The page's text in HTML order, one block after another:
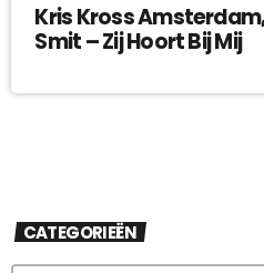
Kris Kross
Smit – Zij Hoort Bij Mij
CATEGORIEËN